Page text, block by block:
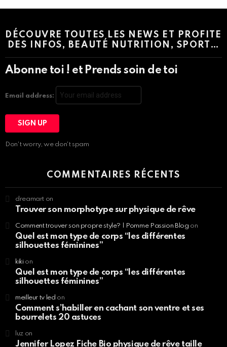
DÉCOUVRE TOUTES LES NEWS ET PROFITE
DES INFOS, BEAUTÉ NUTRITION, SPORT…
Abonne toi ! et Prends soin de toi
Email address:
Don't worry, we don't spam
COMMENTAIRES RÉCENTS
dreamart on
Trouver son morphotype sur physique de rêve
Comment trouver son propre style? | Pomme Passion Blog on
Quel est mon type de corps “les différentes
silhouettes féminines”
kikion
Quel est mon type de corps “les différentes
silhouettes féminines”
meilleur tv led on
Comment s’habiller en cachant son ventre et ses
bourrelets 20 astuces
luzon
Jennifer Lopez Fiche Bio physique de rêve taille